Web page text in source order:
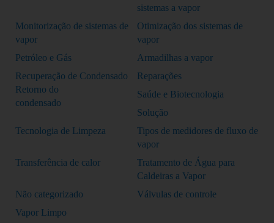
sistemas a vapor
Monitorização de sistemas de
vapor
Otimização dos sistemas de
vapor
Petróleo e Gás
Armadilhas a vapor
Recuperação de Condensado
Retorno do
condensado
Reparações
Saúde e Biotecnologia
Solução
Tecnologia de Limpeza
Tipos de medidores de fluxo de
vapor
Transferência de calor
Tratamento de Água para
Caldeiras a Vapor
Não categorizado
Válvulas de controle
Vapor Limpo